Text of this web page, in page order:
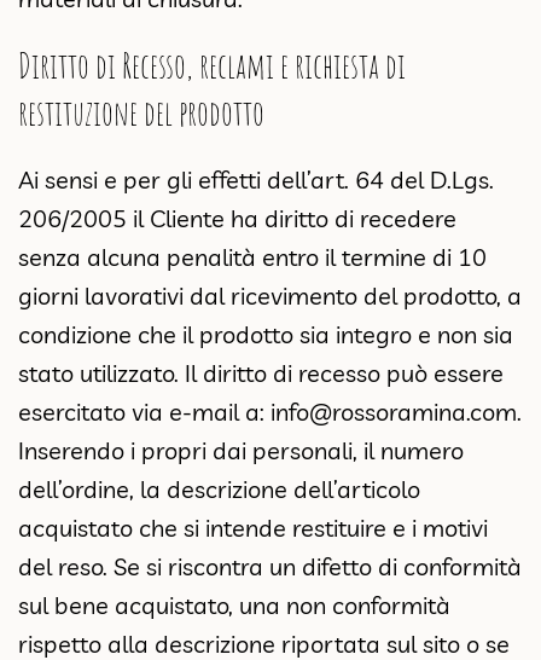
Diritto di Recesso, reclami e richiesta di
restituzione del prodotto
Ai sensi e per gli effetti dell’art. 64 del D.Lgs.
206/2005 il Cliente ha diritto di recedere
senza alcuna penalità entro il termine di 10
giorni lavorativi dal ricevimento del prodotto, a
condizione che il prodotto sia integro e non sia
stato utilizzato. Il diritto di recesso può essere
esercitato via e-mail a: info@rossoramina.com.
Inserendo i propri dai personali, il numero
dell’ordine, la descrizione dell’articolo
acquistato che si intende restituire e i motivi
del reso. Se si riscontra un difetto di conformità
sul bene acquistato, una non conformità
rispetto alla descrizione riportata sul sito o se